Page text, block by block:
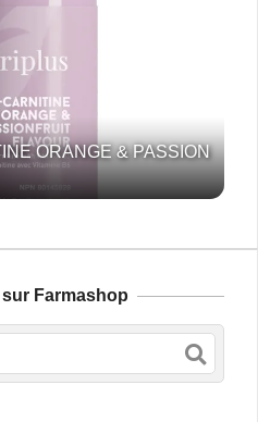
ORANGE & PASSION
Farmashop